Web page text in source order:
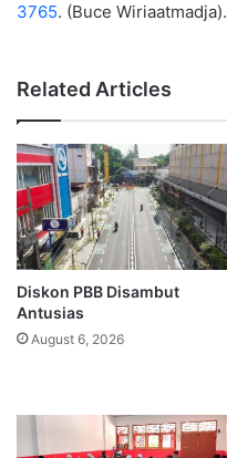
3765. (Buce Wiriaatmadja).
Related Articles
Diskon PBB Disambut
Antusias
August 6, 2026